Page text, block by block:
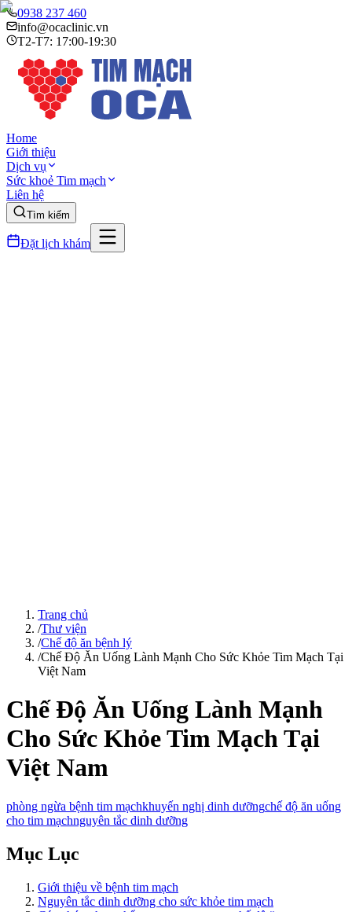
0938 237 460
info@ocaclinic.vn
T2-T7: 17:00-19:30
Home
Giới thiệu
Dịch vụ
Sức khoẻ Tim mạch
Liên hệ
Tìm kiếm
Đặt lịch khám
Trang chủ
/Thư viện
/Chế độ ăn bệnh lý
/Chế Độ Ăn Uống Lành Mạnh Cho Sức Khỏe Tim Mạch Tại
Việt Nam
Chế Độ Ăn Uống Lành Mạnh
Cho Sức Khỏe Tim Mạch Tại
Việt Nam
phòng ngừa bệnh tim mạchkhuyến nghị dinh dưỡngchế độ ăn uống
cho tim mạchnguyên tắc dinh dưỡng
Mục Lục
Giới thiệu về bệnh tim mạch
Nguyên tắc dinh dưỡng cho sức khỏe tim mạch